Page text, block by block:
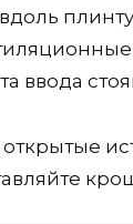
ввода